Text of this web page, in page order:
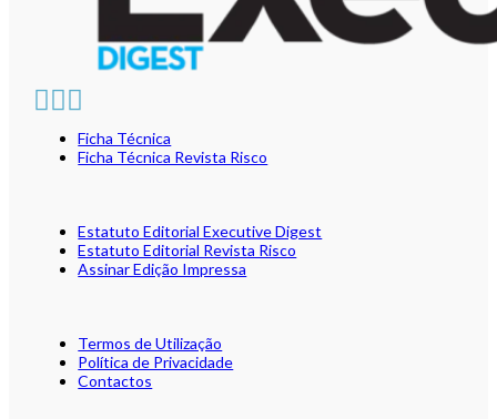
Ficha Técnica
Ficha Técnica Revista Risco
Estatuto Editorial Executive Digest
Estatuto Editorial Revista Risco
Assinar Edição Impressa
Termos de Utilização
Política de Privacidade
Contactos